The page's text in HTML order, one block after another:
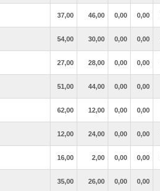
37,00 46,00 0,00 0,00
54,00 30,00 0,00 0,00
27,00 28,00 0,00 0,00
51,00 44,00 0,00 0,00
62,00 12,00 0,00 0,00
12,00 24,00 0,00 0,00
16,00 2,00 0,00 0,00
35,00 26,00 0,00 0,00